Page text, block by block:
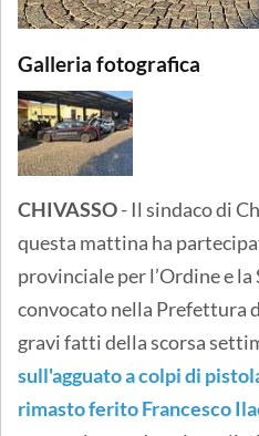
Galleria fotografica
CHIVASSO- Il sindaco di
questa mattina ha
provinciale per l’Ordine e
convocato nella Prefettura
gravi fatti della scorsa
sull'agguato a colpi di
rimasto ferito Francesco